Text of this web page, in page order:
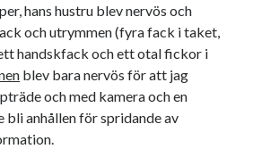
ord radio recept
sekrutt skola
språkpolis
tips tåg
hans hustru blev nervös och
och utrymmen (fyra fack i taket,
handskfack och ett otal fickor i
blev bara nervös för att jag
och med kamera och en
anhållen för spridande av